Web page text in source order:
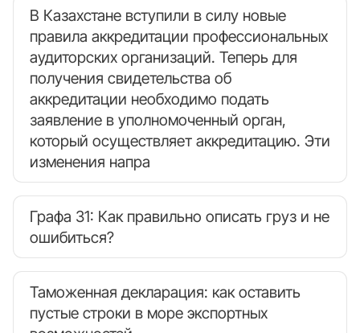
В Казахстане вступили в силу новые
правила аккредитации профессиональных
аудиторских организаций. Теперь для
получения свидетельства об
аккредитации необходимо подать
заявление в уполномоченный орган,
который осуществляет аккредитацию. Эти
изменения напра
Графа 31: Как правильно описать груз и не
ошибиться?
Таможенная декларация: как оставить
пустые строки в море экспортных